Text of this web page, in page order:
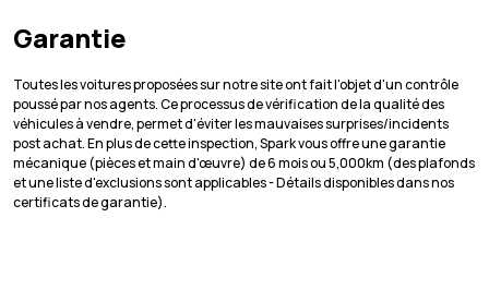
Garantie
Toutes les voitures proposées sur notre site ont fait l'objet d'un contrôle
poussé par nos agents. Ce processus de vérification de la qualité des
véhicules à vendre, permet d'éviter les mauvaises surprises/incidents
post achat. En plus de cette inspection, Spark vous offre une garantie
mécanique (pièces et main d'œuvre) de 6 mois ou 5,000km (des plafonds
et une liste d'exclusions sont applicables - Détails disponibles dans nos
certificats de garantie).